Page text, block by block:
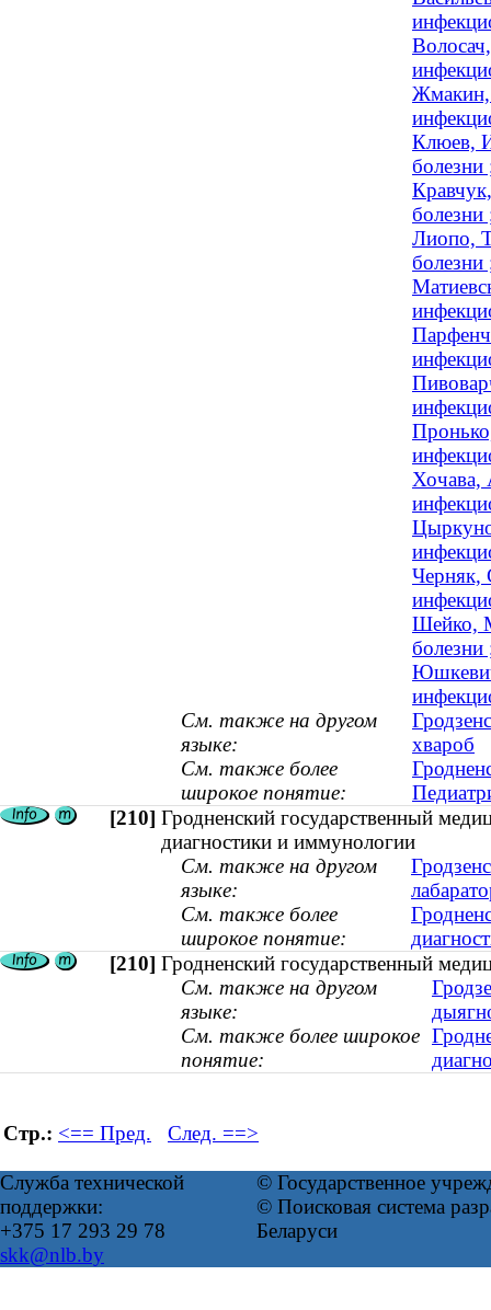
Жмакин,
Клюев,
Лиопо,
Хочава,
Черняк,
Шейко,
См. также на другом
языке:
хвароб
См. также более
широкое понятие:
[210] Гродненский государственный
диагностики и иммунологии
См. также на другом
языке:
См. также более
широкое понятие:
[210] Гродненский государственный
См. также на другом
языке:
См. также более широкое
понятие:
Стр.: <== Пред. След. ==>
Служба технической
поддержки:
+375 17 293 29 78
skk@nlb.by
© Государственное
© Поисковая система
Беларуси